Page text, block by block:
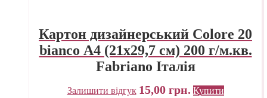
Картон дизайнерський Colore 20
bianco А4 (21х29,7 см) 200 г/м.кв.
Fabriano Італія
Залишити відгук 15,00 грн. Купити